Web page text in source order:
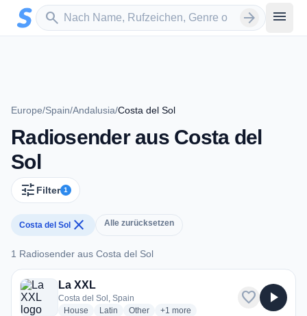
Zum Hauptinhalt springen
search
Sender suchen arrow_forward menu
Europe/Spain/Andalusia/Costa del Sol
Radiosender aus Costa del
Sol
tune Filter 1
Costa del Sol close Alle zurücksetzen
1 Radiosender aus Costa del Sol
1 Radiosender aus Costa del Sol
La XXL
Costa del Sol, Spain
House radio stations
Latin radio stations
Otherradio stations
+1 more genres for La XXL
more
favorite play_arrow